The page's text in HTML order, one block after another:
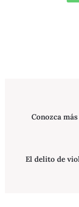
Conozca
El delito de